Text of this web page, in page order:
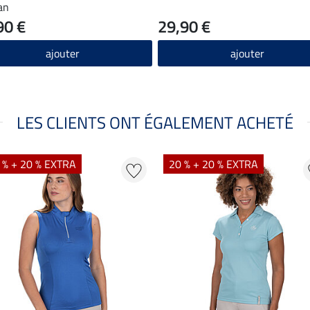
€
ajouter
29,90 €
ajouter
LES CLIENTS ONT ÉGALEMENT ACHETÉ
+ 20 % EXTRA 20 % + 20 % EXTRA